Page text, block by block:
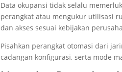
Data okupansi tidak selalu
perangkat atau mengukur utilisasi
dan akses sesuai kebijakan
Pisahkan perangkat otomasi dari
cadangan konfigurasi, serta mode